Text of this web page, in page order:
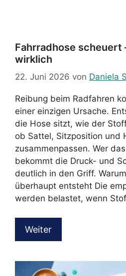
Fahrradhose scheuert
wirklich
22. Juni 2026 von Daniela
Reibung beim Radfahren
einer einzigen Ursache.
die Hose sitzt, wie der
ob Sattel, Sitzposition und
zusammenpassen. Wer
bekommt die Druck- und
deutlich in den Griff.
überhaupt entsteht Die
werden belastet, wenn
Weiter